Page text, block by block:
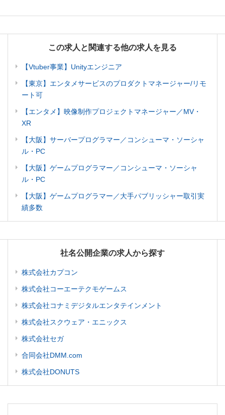
この求人と関連する他の求人を見る
【Vtuber事業】Unityエンジニア
【東京】エンタメサービスのプロダクトマネージャー/リモ
ート可
【エンタメ】映像制作プロジェクトマネージャー／MV・
XR
【大阪】サーバープログラマー／コンシューマ・ソーシャ
ル・PC
【大阪】ゲームプログラマー／コンシューマ・ソーシャ
ル・PC
【大阪】ゲームプログラマー／大手パブリッシャー取引実
績多数
社名公開企業の求人から探す
株式会社カプコン
株式会社コーエーテクモゲームス
株式会社コナミデジタルエンタテインメント
株式会社スクウェア・エニックス
株式会社セガ
合同会社DMM.com
株式会社DONUTS